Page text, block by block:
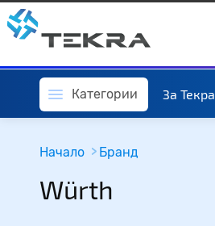
Категории За Текра
Начало Бранд
Würth